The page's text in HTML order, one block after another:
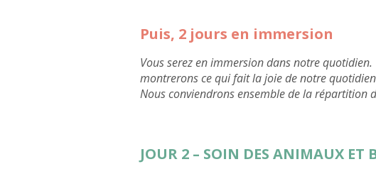
Puis, 2 jours en immersion
Vous serez en immersion dans notre
montrerons ce qui fait la joie de notre
Nous conviendrons ensemble de la répartition
JOUR 2 – SOIN DES ANIMAUX ET